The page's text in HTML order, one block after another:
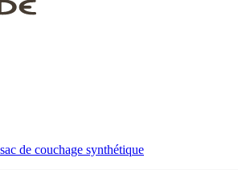
de couchage synthétique